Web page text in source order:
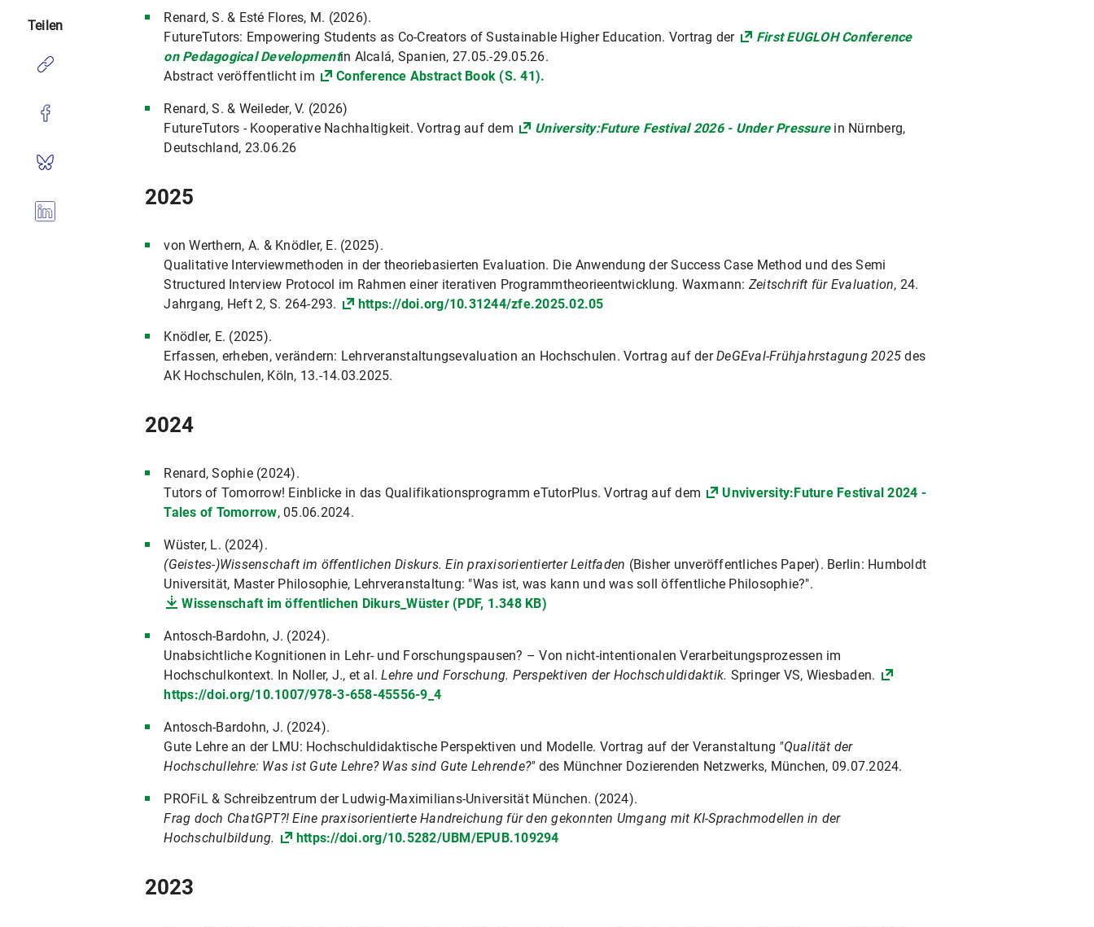
Renard, S. & Esté Flores, M. (2026).
FutureTutors: Empowering Students as Co-Creators of Sustainable Higher Education. Vortrag der
First EUGLOH Conference
on Pedagogical Developmentin Alcalá, Spanien, 27.05.-29.05.26.
Abstract veröffentlicht im
Conference Abstract Book (S. 41).
Renard, S. & Weileder, V. (2026)
FutureTutors - Kooperative Nachhaltigkeit. Vortrag auf dem
University:Future Festival 2026 - Under Pressure in Nürnberg,
Deutschland, 23.06.26
2025
von Werthern, A. & Knödler, E. (2025).
Qualitative Interviewmethoden in der theoriebasierten Evaluation. Die Anwendung der Success Case Method und des Semi
Structured Interview Protocol im Rahmen einer iterativen Programmtheorieentwicklung. Waxmann: Zeitschrift für Evaluation, 24.
Jahrgang, Heft 2, S. 264-293.
https://doi.org/10.31244/zfe.2025.02.05
Knödler, E. (2025).
Erfassen, erheben, verändern: Lehrveranstaltungsevaluation an Hochschulen. Vortrag auf derDeGEval-Frühjahrstagung 2025 des
AK Hochschulen, Köln, 13.-14.03.2025.
2024
Renard, Sophie (2024).
Tutors of Tomorrow! Einblicke in das Qualifikationsprogramm eTutorPlus. Vortrag auf dem
Unviversity:Future Festival 2024 -
Tales of Tomorrow, 05.06.2024.
Wüster, L. (2024).
(Geistes-)Wissenschaft im öffentlichen Diskurs. Ein praxisorientierter Leitfaden (Bisher unveröffentliches Paper). Berlin: Humboldt
Universität, Master Philosophie, Lehrveranstaltung: "Was ist, was kann und was soll öffentliche Philosophie?".
Wissenschaft im öffentlichen Dikurs_Wüster (PDF, 1.348 KB)
Antosch-Bardohn, J. (2024).
Unabsichtliche Kognitionen in Lehr- und Forschungspausen? – Von nicht-intentionalen Verarbeitungsprozessen im
Hochschulkontext. In Noller, J., et al.Lehre und Forschung. Perspektiven der Hochschuldidaktik. Springer VS, Wiesbaden.
https://doi.org/10.1007/978-3-658-45556-9_4
Antosch-Bardohn, J. (2024).
Gute Lehre an der LMU: Hochschuldidaktische Perspektiven und Modelle. Vortrag auf der Veranstaltung "Qualität der
Hochschullehre: Was ist Gute Lehre? Was sind Gute Lehrende?"des Münchner Dozierenden Netzwerks, München, 09.07.2024.
PROFiL & Schreibzentrum der Ludwig-Maximilians-Universität München. (2024).
Frag doch ChatGPT?! Eine praxisorientierte Handreichung für den gekonnten Umgang mit KI-Sprachmodellen in der
Hochschulbildung.
https://doi.org/10.5282/UBM/EPUB.109294
2023
Teilen